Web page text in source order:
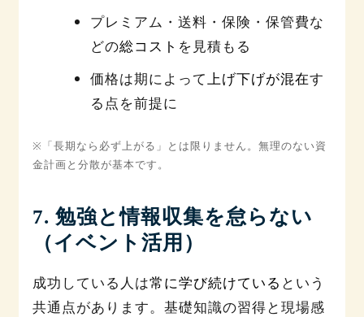
プレミアム・送料・保険・保管費な
どの総コスト を見積もる
価格は期によって上げ下げが混在す
る点を前提に
※「長期なら必ず上がる」とは限りません。無理のない資
金計画と分散が基本です。
7. 勉強と情報収集を怠らない
（イベント活用）
成功している人は常に学び続けている という
共通点があります。基礎知識の習得と現場感